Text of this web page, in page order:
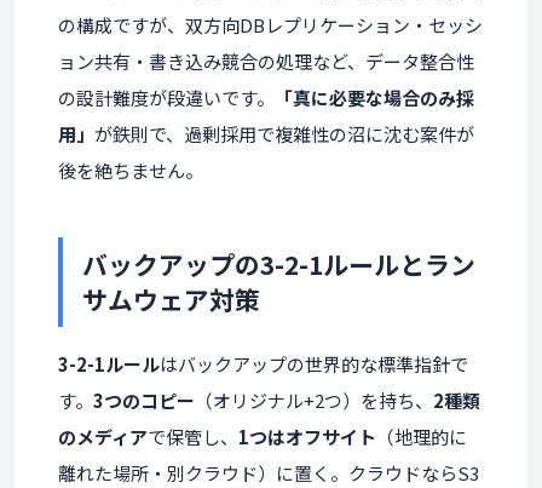
の構成ですが、双方向DBレプリケーション・セッシ
ョン共有・書き込み競合の処理など、データ整合性
の設計難度が段違いです。
「真に必要な場合のみ採
用」 が鉄則で、過剰採用で複雑性の沼に沈む案件が
後を絶ちません。
バックアップの3-2-1ルールとラン
サムウェア対策
3-2-1ルールはバックアップの世界的な標準指針で
す。 3つのコピー （オリジナル+2つ）を持ち、 2種類
のメディアで保管し、 1つはオフサイト （地理的に
離れた場所・別クラウド）に置く。クラウドならS3